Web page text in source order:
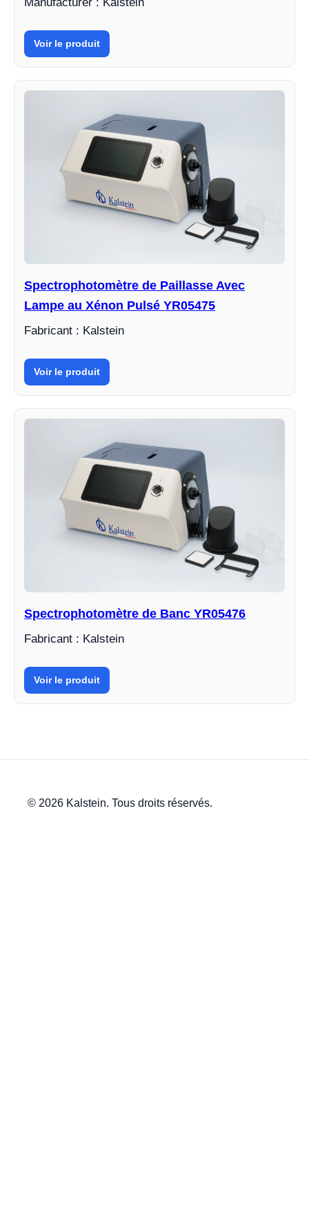
Voir le produit
Spectrophotomètre de Paillasse Avec
Lampe au Xénon Pulsé YR05475
Fabricant : Kalstein
Voir le produit
Spectrophotomètre de Banc YR05476
Fabricant : Kalstein
Voir le produit
© 2026 Kalstein. Tous droits réservés.